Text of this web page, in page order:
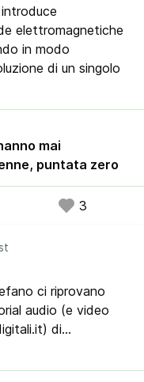
elettromagnetiche
in modo
di un singolo
mai
puntata zero
3
ci riprovano
audio (e video
di
siti Internet statici.
Source